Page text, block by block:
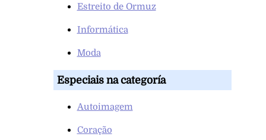
Estreito de Ormuz
Informática
Moda
Especiais na categoría
Autoimagem
Coração